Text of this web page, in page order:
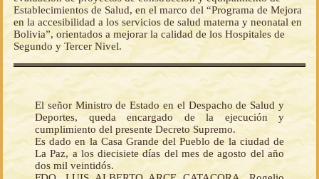
Establecimientos de Salud, en el marco del “Programa de Mejora
en la accesibilidad a los servicios de salud materna y neonatal en
Bolivia”, orientados a mejorar la calidad de los Hospitales de
Segundo y Tercer Nivel.
El señor Ministro de Estado en el Despacho de Salud y
Deportes, queda encargado de la ejecución y
cumplimiento del presente Decreto Supremo.
Es dado en la Casa Grande del Pueblo de la ciudad de
La Paz, a los diecisiete días del mes de agosto del año
dos mil veintidós.